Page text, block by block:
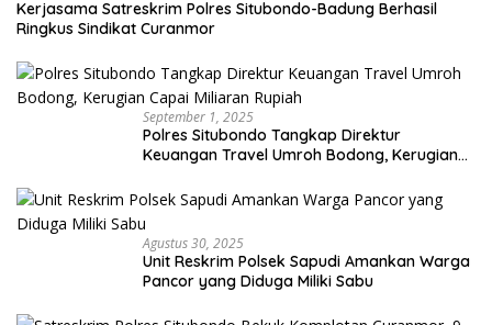
Kerjasama Satreskrim Polres Situbondo-Badung Berhasil
Ringkus Sindikat Curanmor
September 1, 2025
Polres Situbondo Tangkap Direktur
Keuangan Travel Umroh Bodong, Kerugian
Agustus 30, 2025
Unit Reskrim Polsek Sapudi Amankan Warga
Pancor yang Diduga Miliki Sabu